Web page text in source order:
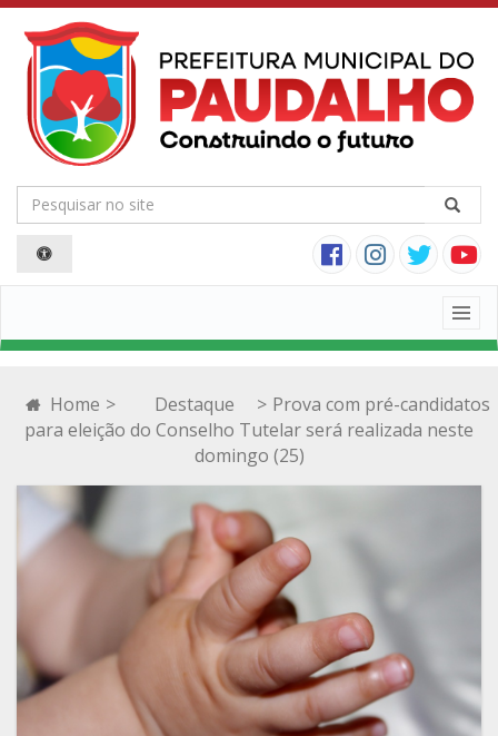
Home > Destaque > Prova com pré-candidatos
para eleição do Conselho Tutelar será realizada neste
domingo (25)